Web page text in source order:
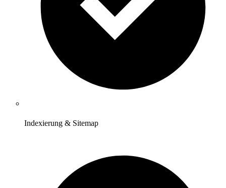
Indexierung & Sitemap